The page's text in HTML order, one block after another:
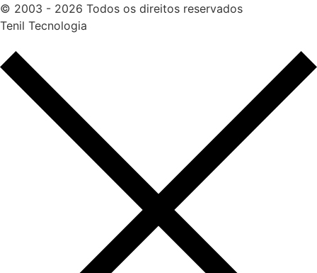
© 2003 - 2026 Todos os direitos reservados
Tenil Tecnologia